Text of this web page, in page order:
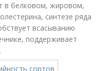
Хлеб в мультиварке
в белковом, жировом,
синтезе ряда
всасыванию
поддерживает